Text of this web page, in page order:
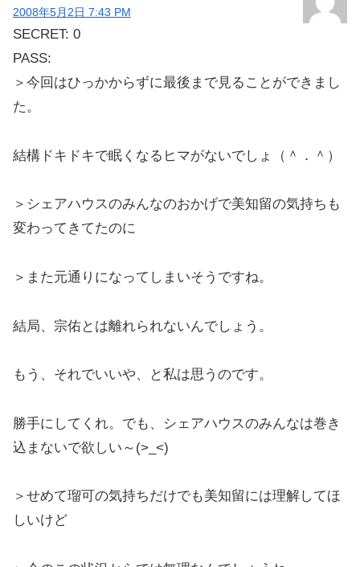
2008年5月2日 7:43 PM
SECRET: 0
PASS:
＞今回はひっかからずに最後まで見ることができまし
た。
結構ドキドキで眠くなるヒマがないでしょ（＾．＾）
＞シェアハウスのみんなのおかげで美知留の気持ちも
変わってきてたのに
＞また元通りになってしまいそうですね。
結局、宗佑とは離れられないんでしょう。
もう、それでいいや、と私は思うのです。
勝手にしてくれ。でも、シェアハウスのみんなは巻き
込まないで欲しい～(>_<)
＞せめて瑠可の気持ちだけでも美知留には理解してほ
しいけど